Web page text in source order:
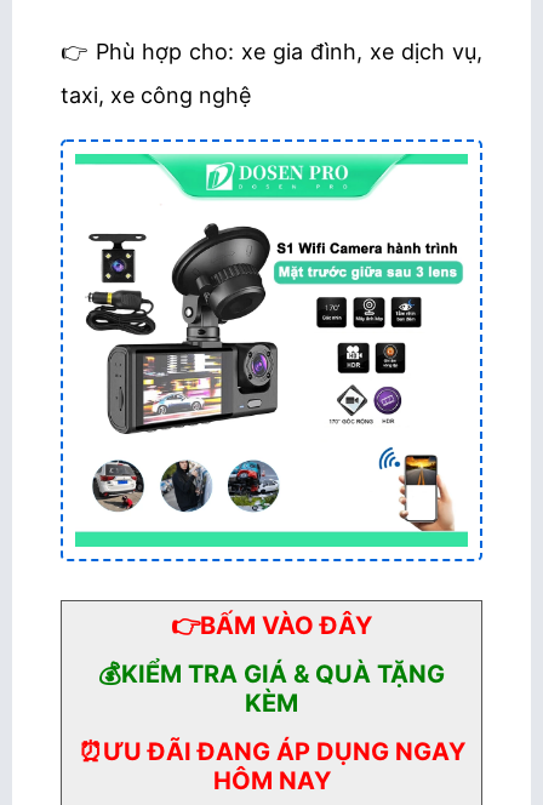
👉 Phù hợp cho: xe gia đình, xe dịch vụ,
taxi, xe công nghệ
👉BẤM VÀO ĐÂY
💰KIỂM TRA GIÁ & QUÀ TẶNG
KÈM
⏰ƯU ĐÃI ĐANG ÁP DỤNG NGAY
HÔM NAY